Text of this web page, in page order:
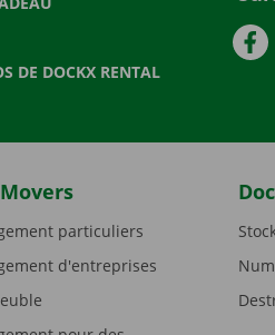
DE DOCKX RENTAL
particuliers
d'entreprises